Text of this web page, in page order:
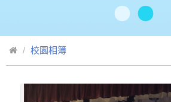
校園相簿